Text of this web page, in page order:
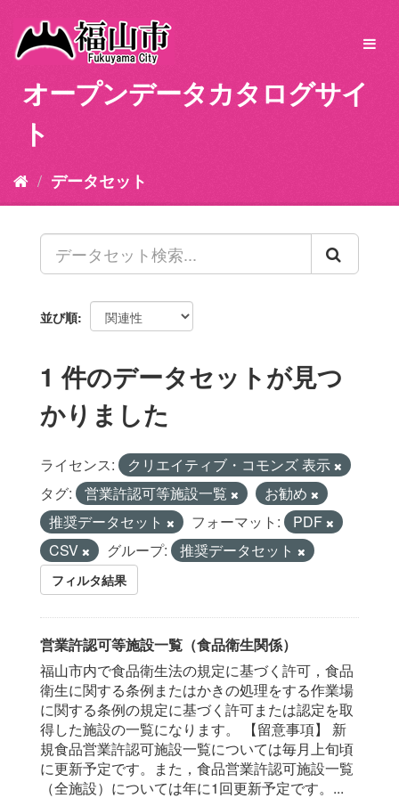
オープンデータカタログサイ
ト
データセット
並び順
1 件のデータセットが見つ
かりました
ライセンス:
クリエイティブ・コモンズ 表示
タグ:
営業許認可等施設一覧
お勧め
推奨データセット
フォーマット:
PDF
CSV
グループ: 推奨データセット
フィルタ結果
営業許認可等施設一覧（食品衛生関係）
福山市内で食品衛生法の規定に基づく許可，食品
衛生に関する条例またはかきの処理をする作業場
に関する条例の規定に基づく許可または認定を取
得した施設の一覧になります。 【留意事項】 新
規食品営業許認可施設一覧については毎月上旬頃
に更新予定です。また，食品営業許認可施設一覧
（全施設）については年に1回更新予定です。...